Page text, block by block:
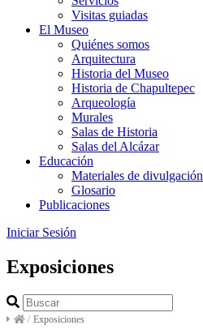
Visitas guiadas
El Museo
Quiénes somos
Arquitectura
Historia del Museo
Historia de Chapultepec
Arqueología
Murales
Salas de Historia
Salas del Alcázar
Educación
Materiales de divulgación
Glosario
Publicaciones
Iniciar Sesión
Exposiciones
/ Exposiciones